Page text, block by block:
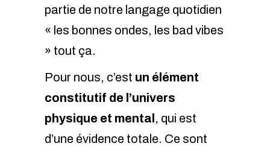
partie de notre langage quotidien
« les bonnes ondes, les bad vibes
» tout ça.
Pour nous, c’est un élément
constitutif de l’univers
physique et mental , qui est
d’une évidence totale. Ce sont